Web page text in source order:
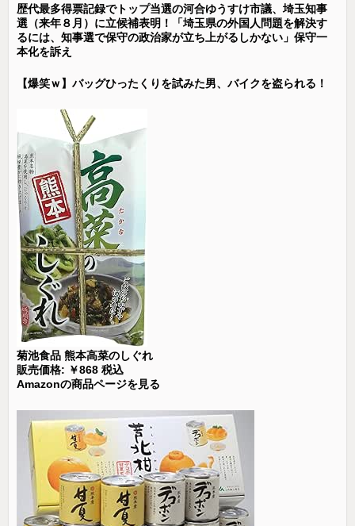
歴代最多得票記録でトップ当選の河合ゆうすけ市議、埼玉知事
選（来年８月）に立候補表明！「埼玉県の外国人問題を解決す
るには、知事選で保守の政治家が立ち上がるしかない」保守一
本化を訴え
【爆笑ｗ】バッグひったくりを試みた男、バイクを盗られる！
菊池食品 熊本高菜のしぐれ
販売価格: ￥868 税込
Amazonの商品ページを見る